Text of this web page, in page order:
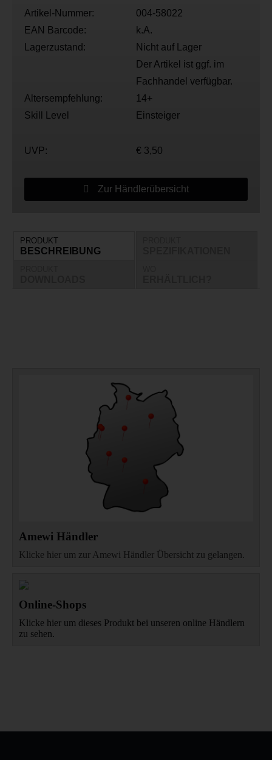
Artikel-Nummer:
004-58022
EAN Barcode:
k.A.
Lagerzustand:
Nicht auf Lager
Der Artikel ist ggf. im
Fachhandel verfügbar.
Altersempfehlung:
14+
Skill Level
Einsteiger
UVP: € 3,50
Zur Händlerübersicht
PRODUKT
BESCHREIBUNG
Amewi Händler
Klicke hier um zur Amewi Händler Übersicht zu gelangen.
Online-Shops
Klicke hier um dieses Produkt bei unseren online Händlern
zu sehen.